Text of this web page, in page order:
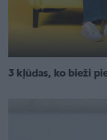
3 kļūdas, ko bieži